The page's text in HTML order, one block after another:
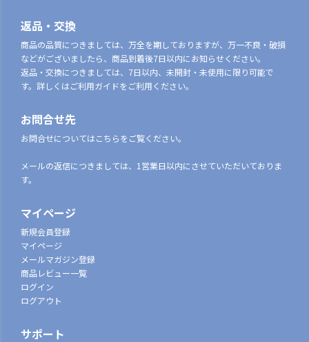
返品・交換
商品の品質につきましては、万全を期しておりますが、万一不良・破損
などがございましたら、商品到着後7日以内にお知らせください。
返品・交換につきましては、7日以内、未開封・未使用に限り可能で
す。詳しくはご利用ガイドをご利用ください。
お問合せ先
お問合せについてはこちらをご覧ください。
メールの返信につきましては、1営業日以内にさせていただいておりま
す。
マイページ
新規会員登録
マイページ
メールマガジン登録
商品レビュー一覧
ログイン
ログアウト
サポート